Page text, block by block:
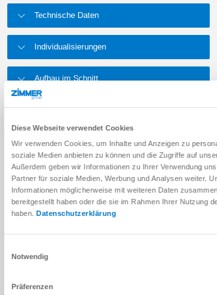
Diese Webseite verwendet Cookies
Wir verwenden Cookies, um Inhalte und Anzeigen zu
soziale Medien anbieten zu können und die Zugriffe auf
Außerdem geben wir Informationen zu Ihrer Verwendung
Partner für soziale Medien, Werbung und Analysen weiter.
Informationen möglicherweise mit weiteren Daten
bereitgestellt haben oder die sie im Rahmen Ihrer Nutzung
haben. Datenschutzerklärung
Notwendig
Präferenzen
Technische Daten
Individualisierungen
Aufbau im Schnitt
Maßzeichnung
DOWNLOADS
PDF-Datenblatt
Herunterladen